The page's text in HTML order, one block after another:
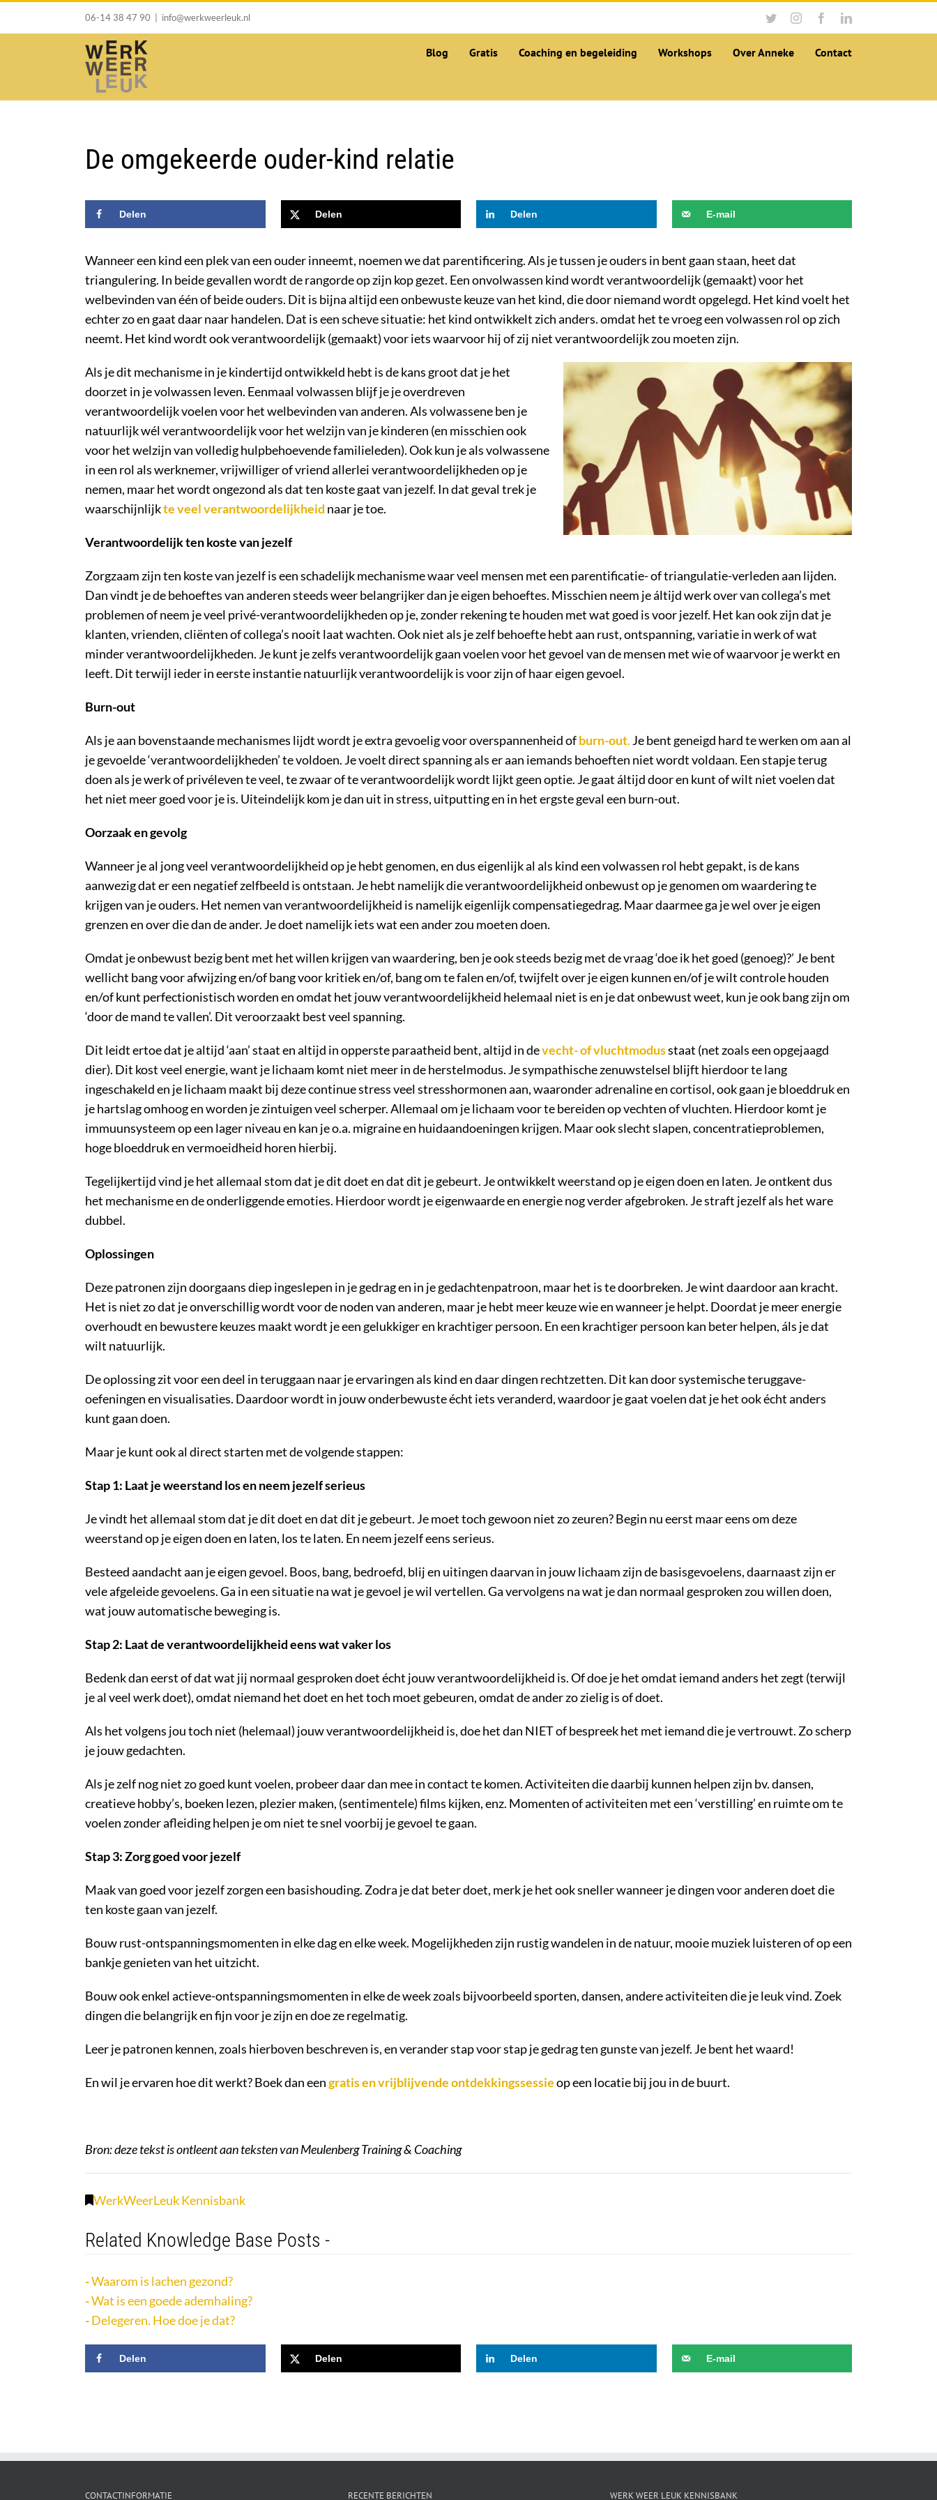
06-14 38 47 90 info@werkweerleuk.nl TwitterInstagramFacebookLinkedIn
Blog Gratis Coaching en begeleiding Workshops Over Anneke Contact
De omgekeerde ouder-kind relatie
Delen Delen Delen E-mail
Wanneer een kind een plek van een ouder inneemt, noemen we dat parentificering. Als je tussen je ouders in bent gaan staan, heet dat
triangulering. In beide gevallen wordt de rangorde op zijn kop gezet. Een onvolwassen kind wordt verantwoordelijk (gemaakt) voor het
welbevinden van één of beide ouders. Dit is bijna altijd een onbewuste keuze van het kind, die door niemand wordt opgelegd. Het kind voelt het
echter zo en gaat daar naar handelen. Dat is een scheve situatie: het kind ontwikkelt zich anders. omdat het te vroeg een volwassen rol op zich
neemt. Het kind wordt ook verantwoordelijk (gemaakt) voor iets waarvoor hij of zij niet verantwoordelijk zou moeten zijn.
Als je dit mechanisme in je kindertijd ontwikkeld hebt is de kans groot dat je het
doorzet in je volwassen leven. Eenmaal volwassen blijf je je overdreven
verantwoordelijk voelen voor het welbevinden van anderen. Als volwassene ben je
natuurlijk wél verantwoordelijk voor het welzijn van je kinderen (en misschien ook
voor het welzijn van volledig hulpbehoevende familieleden). Ook kun je als volwassene
in een rol als werknemer, vrijwilliger of vriend allerlei verantwoordelijkheden op je
nemen, maar het wordt ongezond als dat ten koste gaat van jezelf. In dat geval trek je
waarschijnlijkte veel verantwoordelijkheid naar je toe.
Verantwoordelijk ten koste van jezelf
Zorgzaam zijn ten koste van jezelf is een schadelijk mechanisme waar veel mensen met een parentificatie- of triangulatie-verleden aan lijden.
Dan vindt je de behoeftes van anderen steeds weer belangrijker dan je eigen behoeftes. Misschien neem je áltijd werk over van collega’s met
problemen of neem je veel privé-verantwoordelijkheden op je, zonder rekening te houden met wat goed is voor jezelf. Het kan ook zijn dat je
klanten, vrienden, cliënten of collega’s nooit laat wachten. Ook niet als je zelf behoefte hebt aan rust, ontspanning, variatie in werk of wat
minder verantwoordelijkheden. Je kunt je zelfs verantwoordelijk gaan voelen voor het gevoel van de mensen met wie of waarvoor je werkt en
leeft. Dit terwijl ieder in eerste instantie natuurlijk verantwoordelijk is voor zijn of haar eigen gevoel.
Burn-out
Als je aan bovenstaande mechanismes lijdt wordt je extra gevoelig voor overspannenheid ofburn-out. Je bent geneigd hard te werken om aan al
je gevoelde ‘verantwoordelijkheden’ te voldoen. Je voelt direct spanning als er aan iemands behoeften niet wordt voldaan. Een stapje terug
doen als je werk of privéleven te veel, te zwaar of te verantwoordelijk wordt lijkt geen optie. Je gaat áltijd door en kunt of wilt niet voelen dat
het niet meer goed voor je is. Uiteindelijk kom je dan uit in stress, uitputting en in het ergste geval een burn-out.
Oorzaak en gevolg
Wanneer je al jong veel verantwoordelijkheid op je hebt genomen, en dus eigenlijk al als kind een volwassen rol hebt gepakt, is de kans
aanwezig dat er een negatief zelfbeeld is ontstaan. Je hebt namelijk die verantwoordelijkheid onbewust op je genomen om waardering te
krijgen van je ouders. Het nemen van verantwoordelijkheid is namelijk eigenlijk compensatiegedrag. Maar daarmee ga je wel over je eigen
grenzen en over die dan de ander. Je doet namelijk iets wat een ander zou moeten doen.
Omdat je onbewust bezig bent met het willen krijgen van waardering, ben je ook steeds bezig met de vraag ‘doe ik het goed (genoeg)?’ Je bent
wellicht bang voor afwijzing en/of bang voor kritiek en/of, bang om te falen en/of, twijfelt over je eigen kunnen en/of je wilt controle houden
en/of kunt perfectionistisch worden en omdat het jouw verantwoordelijkheid helemaal niet is en je dat onbewust weet, kun je ook bang zijn om
‘door de mand te vallen’. Dit veroorzaakt best veel spanning.
Dit leidt ertoe dat je altijd ‘aan’ staat en altijd in opperste paraatheid bent, altijd in devecht- of vluchtmodusstaat (net zoals een opgejaagd
dier). Dit kost veel energie, want je lichaam komt niet meer in de herstelmodus. Je sympathische zenuwstelsel blijft hierdoor te lang
ingeschakeld en je lichaam maakt bij deze continue stress veel stresshormonen aan, waaronder adrenaline en cortisol, ook gaan je bloeddruk en
je hartslag omhoog en worden je zintuigen veel scherper. Allemaal om je lichaam voor te bereiden op vechten of vluchten. Hierdoor komt je
immuunsysteem op een lager niveau en kan je o.a. migraine en huidaandoeningen krijgen. Maar ook slecht slapen, concentratieproblemen,
hoge bloeddruk en vermoeidheid horen hierbij.
Tegelijkertijd vind je het allemaal stom dat je dit doet en dat dit je gebeurt. Je ontwikkelt weerstand op je eigen doen en laten. Je ontkent dus
het mechanisme en de onderliggende emoties. Hierdoor wordt je eigenwaarde en energie nog verder afgebroken. Je straft jezelf als het ware
dubbel.
Oplossingen
Deze patronen zijn doorgaans diep ingeslepen in je gedrag en in je gedachtenpatroon, maar het is te doorbreken. Je wint daardoor aan kracht.
Het is niet zo dat je onverschillig wordt voor de noden van anderen, maar je hebt meer keuze wie en wanneer je helpt. Doordat je meer energie
overhoudt en bewustere keuzes maakt wordt je een gelukkiger en krachtiger persoon. En een krachtiger persoon kan beter helpen, áls je dat
wilt natuurlijk.
De oplossing zit voor een deel in teruggaan naar je ervaringen als kind en daar dingen rechtzetten. Dit kan door systemische teruggave-
oefeningen en visualisaties. Daardoor wordt in jouw onderbewuste écht iets veranderd, waardoor je gaat voelen dat je het ook écht anders
kunt gaan doen.
Maar je kunt ook al direct starten met de volgende stappen:
Stap 1: Laat je weerstand los en neem jezelf serieus
Je vindt het allemaal stom dat je dit doet en dat dit je gebeurt. Je moet toch gewoon niet zo zeuren? Begin nu eerst maar eens om deze
weerstand op je eigen doen en laten, los te laten. En neem jezelf eens serieus.
Besteed aandacht aan je eigen gevoel. Boos, bang, bedroefd, blij en uitingen daarvan in jouw lichaam zijn de basisgevoelens, daarnaast zijn er
vele afgeleide gevoelens. Ga in een situatie na wat je gevoel je wil vertellen. Ga vervolgens na wat je dan normaal gesproken zou willen doen,
wat jouw automatische beweging is.
Stap 2: Laat de verantwoordelijkheid eens wat vaker los
Bedenk dan eerst of dat wat jij normaal gesproken doet écht jouw verantwoordelijkheid is. Of doe je het omdat iemand anders het zegt (terwijl
je al veel werk doet), omdat niemand het doet en het toch moet gebeuren, omdat de ander zo zielig is of doet.
Als het volgens jou toch niet (helemaal) jouw verantwoordelijkheid is, doe het dan NIET of bespreek het met iemand die je vertrouwt. Zo scherp
je jouw gedachten.
Als je zelf nog niet zo goed kunt voelen, probeer daar dan mee in contact te komen. Activiteiten die daarbij kunnen helpen zijn bv. dansen,
creatieve hobby’s, boeken lezen, plezier maken, (sentimentele) films kijken, enz. Momenten of activiteiten met een ‘verstilling’ en ruimte om te
voelen zonder afleiding helpen je om niet te snel voorbij je gevoel te gaan.
Stap 3: Zorg goed voor jezelf
Maak van goed voor jezelf zorgen een basishouding. Zodra je dat beter doet, merk je het ook sneller wanneer je dingen voor anderen doet die
ten koste gaan van jezelf.
Bouw rust-ontspanningsmomenten in elke dag en elke week. Mogelijkheden zijn rustig wandelen in de natuur, mooie muziek luisteren of op een
bankje genieten van het uitzicht.
Bouw ook enkel actieve-ontspanningsmomenten in elke de week zoals bijvoorbeeld sporten, dansen, andere activiteiten die je leuk vind. Zoek
dingen die belangrijk en fijn voor je zijn en doe ze regelmatig.
Leer je patronen kennen, zoals hierboven beschreven is, en verander stap voor stap je gedrag ten gunste van jezelf. Je bent het waard!
En wil je ervaren hoe dit werkt? Boek dan eengratis en vrijblijvende ontdekkingssessieop een locatie bij jou in de buurt.
Bron: deze tekst is ontleent aan teksten van Meulenberg Training & Coaching
WerkWeerLeuk Kennisbank
Related Knowledge Base Posts -
Waarom is lachen gezond?
Wat is een goede ademhaling?
Delegeren. Hoe doe je dat?
Delen Delen Delen E-mail
CONTACTINFORMATIE RECENTE BERICHTEN WERK WEER LEUK KENNISBANK